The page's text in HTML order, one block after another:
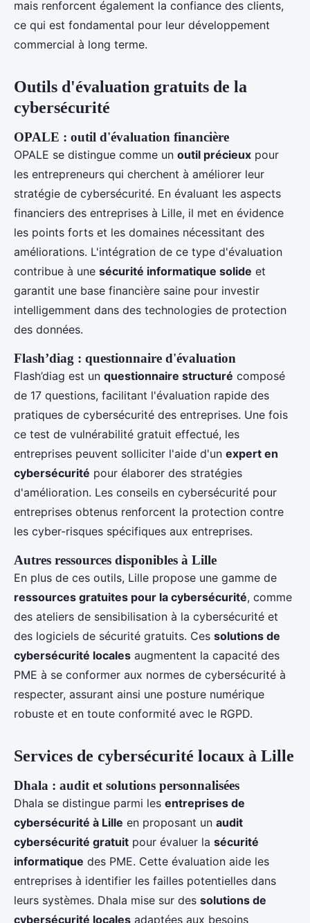
mais renforcent également la confiance des clients,
ce qui est fondamental pour leur développement
commercial à long terme.
Outils d'évaluation gratuits de la
cybersécurité
OPALE : outil d'évaluation financière
OPALE se distingue comme un outil précieux pour
les entrepreneurs qui cherchent à améliorer leur
stratégie de cybersécurité. En évaluant les aspects
financiers des entreprises à Lille, il met en évidence
les points forts et les domaines nécessitant des
améliorations. L'intégration de ce type d'évaluation
contribue à une sécurité informatique solide et
garantit une base financière saine pour investir
intelligemment dans des technologies de protection
des données.
Flash’diag : questionnaire d'évaluation
Flash’diag est un questionnaire structuré composé
de 17 questions, facilitant l'évaluation rapide des
pratiques de cybersécurité des entreprises. Une fois
ce test de vulnérabilité gratuit effectué, les
entreprises peuvent solliciter l'aide d'un expert en
cybersécurité pour élaborer des stratégies
d'amélioration. Les conseils en cybersécurité pour
entreprises obtenus renforcent la protection contre
les cyber-risques spécifiques aux entreprises.
Autres ressources disponibles à Lille
En plus de ces outils, Lille propose une gamme de
ressources gratuites pour la cybersécurité, comme
des ateliers de sensibilisation à la cybersécurité et
des logiciels de sécurité gratuits. Ces solutions de
cybersécurité locales augmentent la capacité des
PME à se conformer aux normes de cybersécurité à
respecter, assurant ainsi une posture numérique
robuste et en toute conformité avec le RGPD.
Services de cybersécurité locaux à Lille
Dhala : audit et solutions personnalisées
Dhala se distingue parmi les entreprises de
cybersécurité à Lille en proposant un audit
cybersécurité gratuit pour évaluer la sécurité
informatique des PME. Cette évaluation aide les
entreprises à identifier les failles potentielles dans
leurs systèmes. Dhala mise sur des solutions de
cybersécurité locales adaptées aux besoins